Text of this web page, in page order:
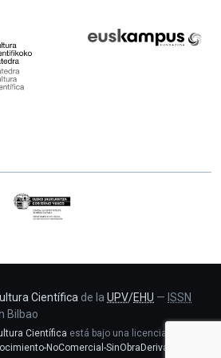
Fundazioa
Eusko
Jaurlaritza
eta
Berrikuntza
saila
Científica de la UPV/EHU — ISSN
Bilbao
Científica está bajo una licencia
NoComercial-SinObraDerivada 4.0